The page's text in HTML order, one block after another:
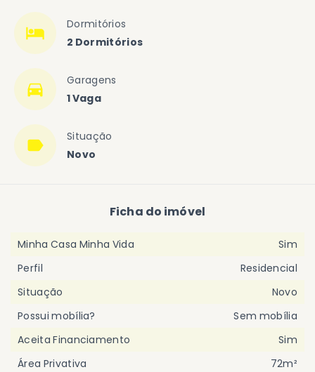
Dormitórios
2 Dormitórios
Garagens
1 Vaga
Situação
Novo
Ficha do imóvel
Minha Casa Minha Vida
Sim
Perfil
Residencial
Situação
Novo
Possui mobília?
Sem mobília
Aceita Financiamento
Sim
Área Privativa
72m²